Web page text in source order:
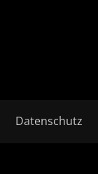
Datenschutz